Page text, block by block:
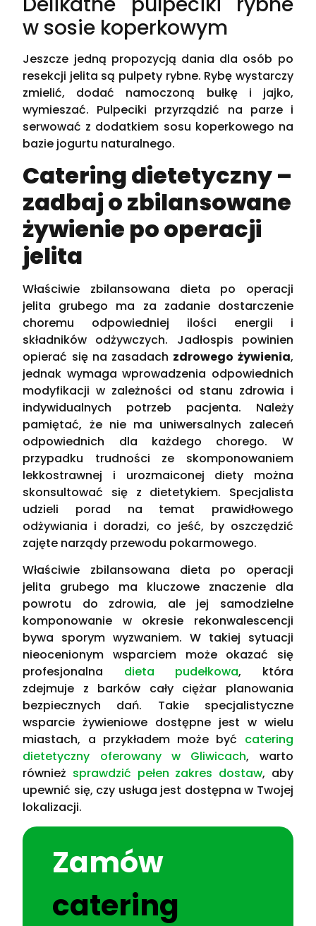
w sosie koperkowym
Jeszcze jedną propozycją dania dla osób po
resekcji jelita są pulpety rybne. Rybę wystarczy
zmielić, dodać namoczoną bułkę i jajko,
wymieszać. Pulpeciki przyrządzić na parze i
serwować z dodatkiem sosu koperkowego na
bazie jogurtu naturalnego.
Catering dietetyczny –
zadbaj o zbilansowane
żywienie po operacji
jelita
Właściwie zbilansowana dieta po operacji
jelita grubego ma za zadanie dostarczenie
choremu odpowiedniej ilości energii i
składników odżywczych. Jadłospis powinien
opierać się na zasadach zdrowego żywienia,
jednak wymaga wprowadzenia odpowiednich
modyfikacji w zależności od stanu zdrowia i
indywidualnych potrzeb pacjenta. Należy
pamiętać, że nie ma uniwersalnych zaleceń
odpowiednich dla każdego chorego. W
przypadku trudności ze skomponowaniem
lekkostrawnej i urozmaiconej diety można
skonsultować się z dietetykiem. Specjalista
udzieli porad na temat prawidłowego
odżywiania i doradzi, co jeść, by oszczędzić
zajęte narządy przewodu pokarmowego.
Właściwie zbilansowana dieta po operacji
jelita grubego ma kluczowe znaczenie dla
powrotu do zdrowia, ale jej samodzielne
komponowanie w okresie rekonwalescencji
bywa sporym wyzwaniem. W takiej sytuacji
nieocenionym wsparciem może okazać się
profesjonalna dieta pudełkowa, która
zdejmuje z barków cały ciężar planowania
bezpiecznych dań. Takie specjalistyczne
wsparcie żywieniowe dostępne jest w wielu
miastach, a przykładem może być catering
dietetyczny oferowany w Gliwicach, warto
również sprawdzić pełen zakres dostaw, aby
upewnić się, czy usługa jest dostępna w Twojej
lokalizacji.
Zamów
catering